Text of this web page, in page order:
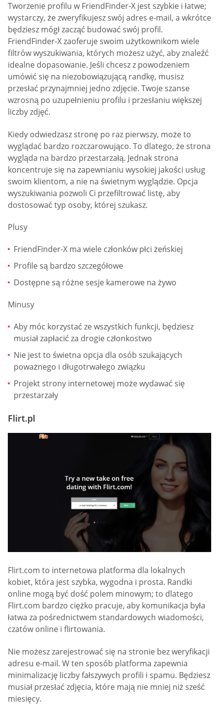
Tworzenie profilu w FriendFinder-X jest szybkie i łatwe;
wystarczy, że zweryfikujesz swój adres e-mail, a wkrótce
będziesz mógł zacząć budować swój profil.
FriendFinder-X zaoferuje swoim użytkownikom wiele
filtrów wyszukiwania, których możesz użyć, aby znaleźć
idealne dopasowanie. Jeśli chcesz z powodzeniem
umówić się na niezobowiązującą randkę, musisz
przesłać przynajmniej jedno zdjęcie. Twoje szanse
wzrosną po uzupełnieniu profilu i przesłaniu większej
liczby zdjęć.
Kiedy odwiedzasz stronę po raz pierwszy, może to
wyglądać bardzo rozczarowująco. To dlatego, że strona
wygląda na bardzo przestarzałą. Jednak strona
koncentruje się na zapewnianiu wysokiej jakości usług
swoim klientom, a nie na świetnym wyglądzie. Opcja
wyszukiwania pozwoli Ci przefiltrować listę, aby
dostosować typ osoby, której szukasz.
Plusy
FriendFinder-X ma wiele członków płci żeńskiej
Profile są bardzo szczegółowe
Dostępne są różne sesje kamerowe na żywo
Minusy
Aby móc korzystać ze wszystkich funkcji, będziesz
musiał zapłacić za drogie członkostwo
Nie jest to świetna opcja dla osób szukających
poważnego i długotrwałego związku
Projekt strony internetowej może wydawać się
przestarzały
Flirt.pl
Flirt.com to internetowa platforma dla lokalnych
kobiet, która jest szybka, wygodna i prosta. Randki
online mogą być dość polem minowym; to dlatego
Flirt.com bardzo ciężko pracuje, aby komunikacja była
łatwa za pośrednictwem standardowych wiadomości,
czatów online i flirtowania.
Nie możesz zarejestrować się na stronie bez weryfikacji
adresu e-mail. W ten sposób platforma zapewnia
minimalizację liczby fałszywych profili i spamu. Będziesz
musiał przesłać zdjęcia, które mają nie mniej niż sześć
miesięcy.